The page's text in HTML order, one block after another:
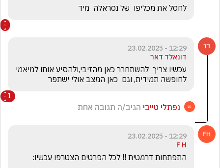
לחסל את מכליפו  של נסראלה  מיד
12:29 - 23.02.2025
דונאלד דאר
לחופשה תמידית, וגם  כאן המצב אולי ישתפר
1
נפתלי טייבי הגיב/ה תגובה אחת
12:29 - 23.02.2025
F H